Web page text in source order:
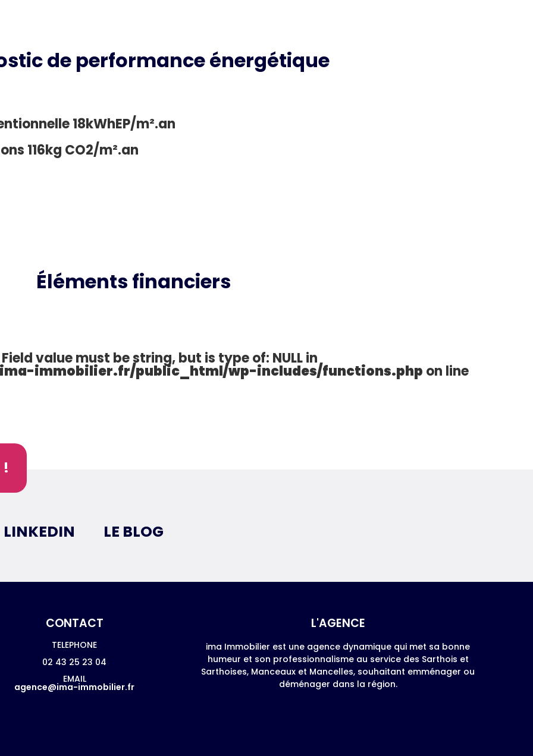
de performance énergétique
18kWhEP/m².an
116kg CO2/m².an
Éléments financiers
value must be string, but is type of: NULL in
ima-immobilier.fr/public_html/wp-includes/functions.php on line
!
LINKEDIN LE BLOG
CONTACT
TELEPHONE
02 43 25 23 04
EMAIL
agence@ima-immobilier.fr
L'AGENCE
ima Immobilier est une agence dynamique qui met sa bonne
humeur et son professionnalisme au service des Sarthois et
Sarthoises, Manceaux et Mancelles, souhaitant emménager ou
déménager dans la région.